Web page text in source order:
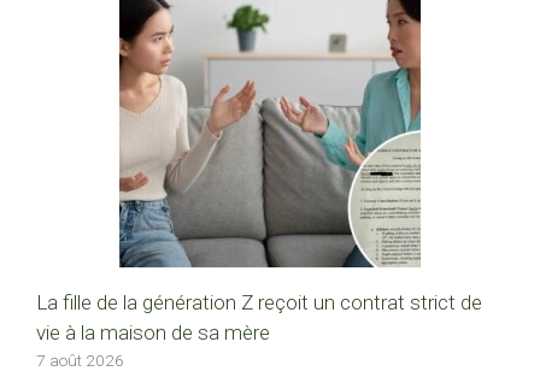
La fille de la génération Z reçoit un contrat strict de
vie à la maison de sa mère
7 août 2026